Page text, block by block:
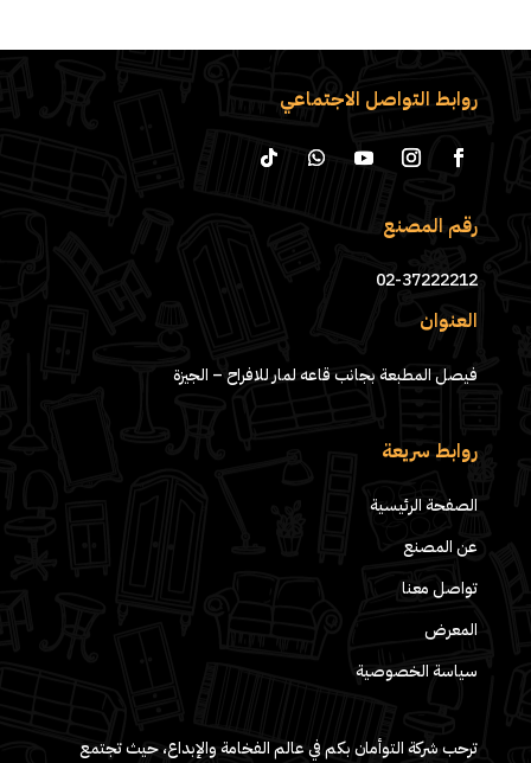
روابط التواصل الاجتماعي
رقم المصنع
02-37222212
العنوان
فيصل المطبعة بجانب قاعه لمار للافراح – الجيزة
روابط سريعة
الصفحة الرئيسية
عن المصنع
تواصل معنا
المعرض
سياسة الخصوصية
ترحب شركة التوأمان بكم في عالم الفخامة والإبداع، حيث تجتمع